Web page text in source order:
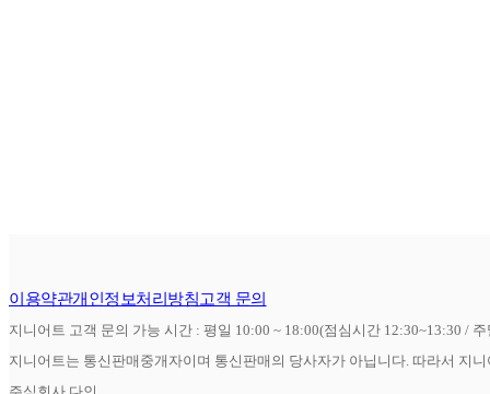
이용약관개인정보처리방침고객 문의
지니어트 고객 문의 가능 시간 : 평일 10:00 ~ 18:00(점심시간 12:30~13:30 /
지니어트는 통신판매중개자이며 통신판매의 당사자가 아닙니다. 따라서 지